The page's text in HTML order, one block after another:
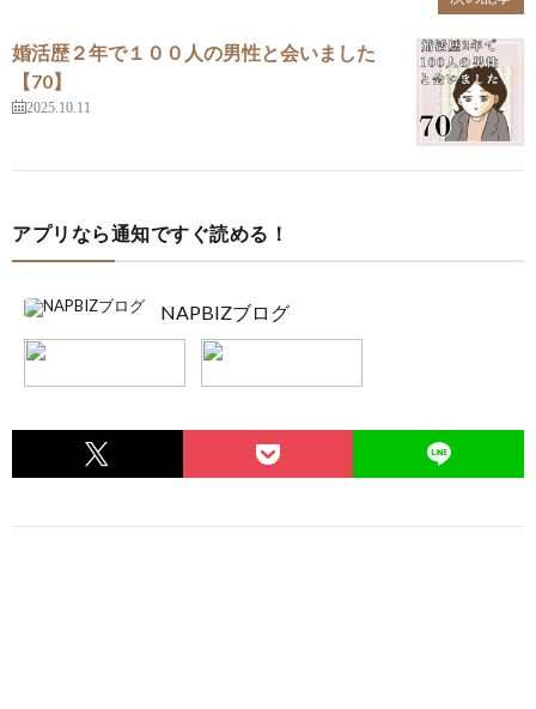
婚活歴２年で１００人の男性と会いました
【70】
2025.10.11
アプリなら通知ですぐ読める！
NAPBIZブログ